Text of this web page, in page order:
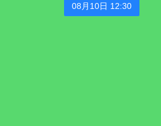
08月10日 12:30